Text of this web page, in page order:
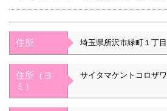
住所 埼玉県所沢市緑町１丁目
住所（ヨ
ミ）
サイタマケントコロザ